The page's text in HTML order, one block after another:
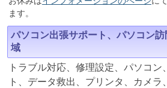
ます。
パソコン出張サポート、パソコン
域
トラブル対応、修理設定、パソコン
ト、データ救出、プリンタ、カメラ